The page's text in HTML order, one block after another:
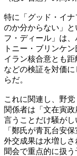
特に「グッド・イ
のか分からない」
フ・ディール」は
トニー・ブリンケ
イラン核合意とも
などの検証を対価
らだ。
これに関連し、野
関係者は「文在寅
言うことだけ騒が
「鄭氏が青瓦台安
外交成果は水増し
聞会で重点的に扱う